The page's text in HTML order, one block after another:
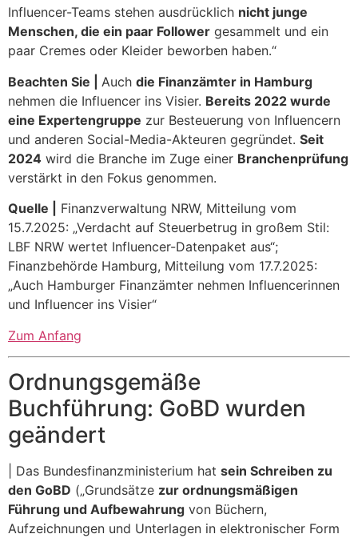
Influencer-Teams stehen ausdrücklich nicht junge
Menschen, die ein paar Follower gesammelt und ein
paar Cremes oder Kleider beworben haben.“
Beachten Sie | Auch die Finanzämter in Hamburg
nehmen die Influencer ins Visier. Bereits 2022 wurde
eine Expertengruppe zur Besteuerung von Influencern
und anderen Social-Media-Akteuren gegründet. Seit
2024 wird die Branche im Zuge einer Branchenprüfung
verstärkt in den Fokus genommen.
Quelle |
Finanzverwaltung NRW, Mitteilung vom
15.7.2025: „Verdacht auf Steuerbetrug in großem Stil:
LBF NRW wertet Influencer-Datenpaket aus“;
Finanzbehörde Hamburg, Mitteilung vom 17.7.2025:
„Auch Hamburger Finanzämter nehmen Influencerinnen
und Influencer ins Visier“
Zum Anfang
Ordnungsgemäße
Buchführung: GoBD wurden
geändert
| Das Bundesfinanzministerium hat sein Schreiben zu
den GoBD („Grundsätze zur ordnungsmäßigen
Führung und Aufbewahrung von Büchern,
Aufzeichnungen und Unterlagen in elektronischer Form